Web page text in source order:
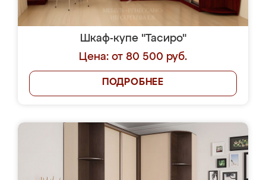
Шкаф-купе "Тасиро"
Цена: от 80 500 руб.
ПОДРОБНЕЕ